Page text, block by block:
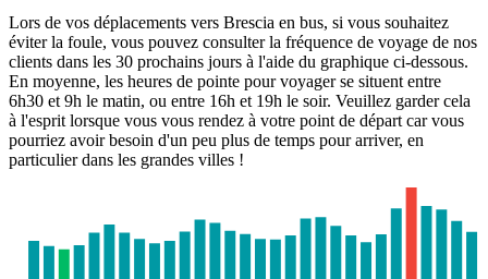
Lors de vos déplacements vers Brescia en bus, si vous souhaitez
éviter la foule, vous pouvez consulter la fréquence de voyage de nos
clients dans les 30 prochains jours à l'aide du graphique ci-dessous.
En moyenne, les heures de pointe pour voyager se situent entre
6h30 et 9h le matin, ou entre 16h et 19h le soir. Veuillez garder cela
à l'esprit lorsque vous vous rendez à votre point de départ car vous
pourriez avoir besoin d'un peu plus de temps pour arriver, en
particulier dans les grandes villes !